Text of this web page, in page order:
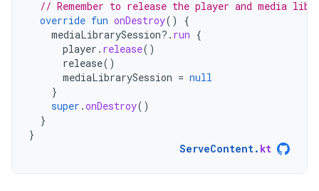
// Remember to release the player and media
override fun onDestroy()
{
mediaLibrarySession?. run {
player . release()
release()
mediaLibrarySession = null
}
super .onDestroy()
}
}
ServeContent. kt